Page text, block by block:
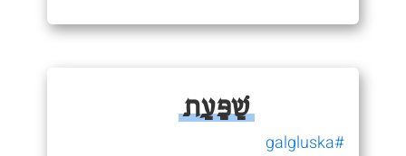
שַׁפַּעַת
#galgluska